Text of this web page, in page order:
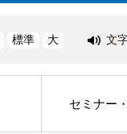
標準 大 文
セミナー